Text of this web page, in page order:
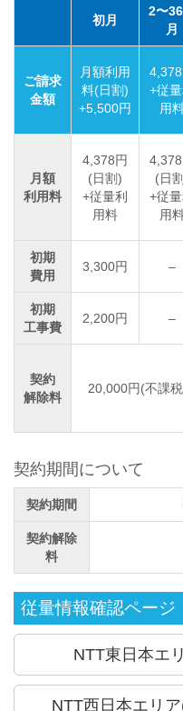
初月
2〜
月
ご請求
金額
月額利用
料(日割)
+5,500円
4,378
+従量
用
月額
利用料
4,378円
(日割)
+従量利
用料
4,378
(日
+従量
用
初期
費用
3,300円 –
初期
工事費
2,200円 –
契約
解除料
20,000円(不課
契約期間について
契約期間
契約解除
料
従量情報確認ページ
NTT東日本エ
NTT西日本エリ